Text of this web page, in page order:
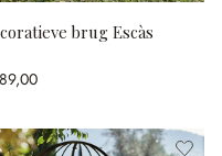
brug Escàs